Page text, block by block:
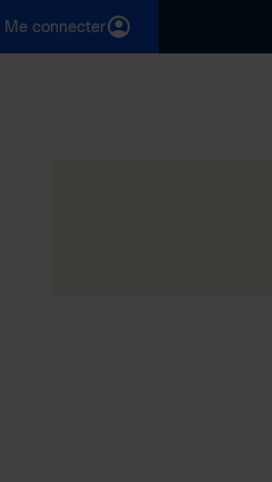
Me connecter